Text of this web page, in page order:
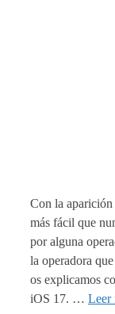
Con la aparición
más fácil que
por alguna
la operadora
os explicamos
iOS 17. … Leer